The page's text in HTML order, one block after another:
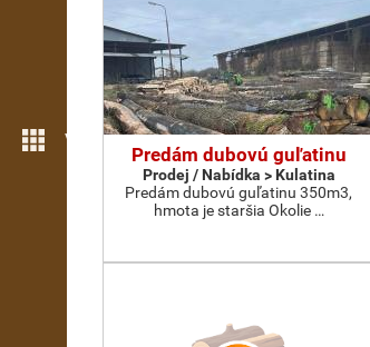
Více možností
Predám dubovú guľatinu
Prodej / Nabídka > Kulatina
Predám dubovú guľatinu 350m3,
hmota je staršia Okolie …